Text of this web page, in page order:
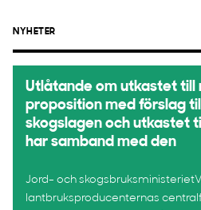
NYHETER
Utlåtande om utkastet till
proposition med förslag
skogslagen och utkastet
har samband med den
Jord- och
lantbruksproducenternas